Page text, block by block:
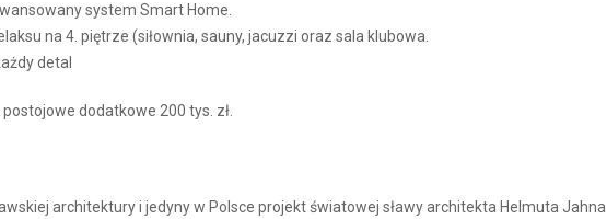
system Smart Home.
na 4. piętrze (siłownia, sauny, jacuzzi oraz sala klubowa.
detal
dodatkowe 200 tys. zł.
architektury i jedyny w Polsce projekt światowej sławy architekta Helmuta Jahna